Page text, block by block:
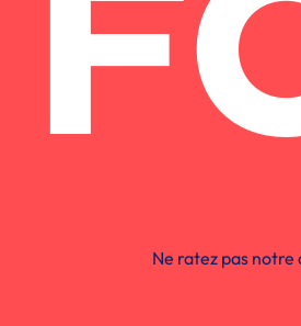
Ne ratez pas notre